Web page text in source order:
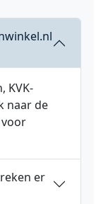
KVK-
naar de
er